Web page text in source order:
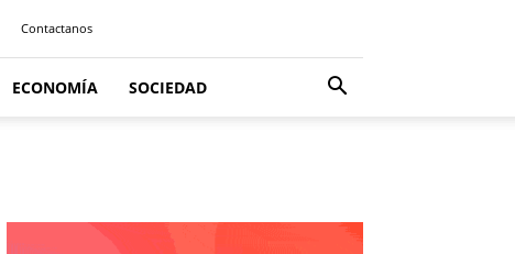
Contactanos
ECONOMÍA SOCIEDAD